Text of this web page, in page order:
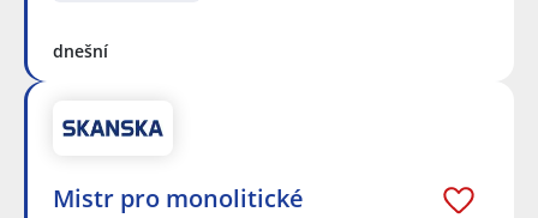
dnešní
Mistr pro monolitické